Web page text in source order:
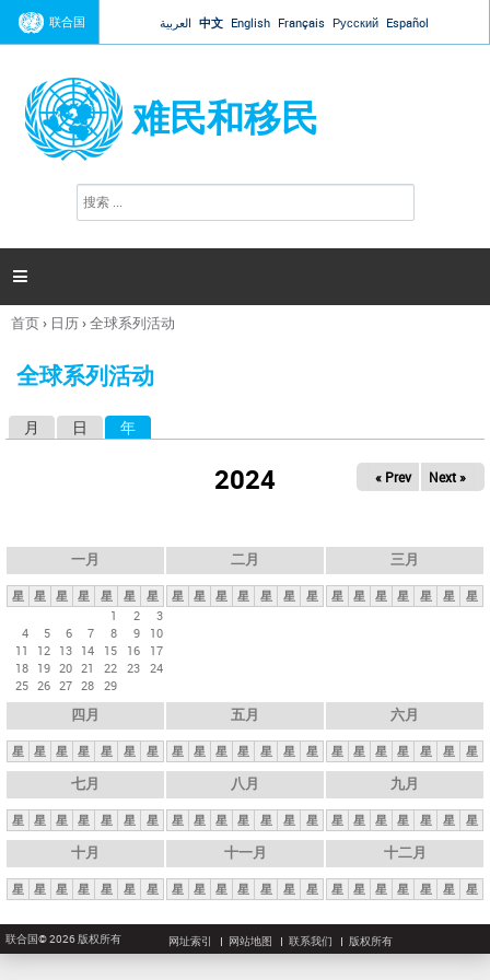
Jump to navigation
联合国 العربية 中文 English Français Русский Español
难民和移民
搜
索

你
这
首页› 日历›全球系列活动
全球系列活动
月 日 年
2024 « Prev Next »
一月
星 星 星 星 星 星
星
1
2
3
4
5 6 7 8 9
10
11
12 13 14 15 16
17
18 19 20 21 22 23 24
25 26 27 28 29
二月
星 星 星 星 星 星 星
三月
星 星 星 星 星 星 星
四月
星 星 星 星 星 星 星
五月
星 星 星 星 星 星 星
六月
星 星 星 星 星 星 星
七月
星 星 星 星 星 星 星
八月
星 星 星 星 星 星 星
九月
星 星 星 星 星 星 星
十月
星 星 星 星 星 星 星
十一月
星 星 星 星 星 星 星
十二月
星 星 星 星 星 星 星
联合国© 2026 版权所有 网址索引 网站地图 联系我们 版权所有